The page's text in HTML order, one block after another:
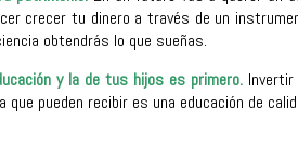
crecer tu dinero a través de un
obtendrás lo que sueñas.
y la de tus hijos es primero.
que pueden recibir es una educación de